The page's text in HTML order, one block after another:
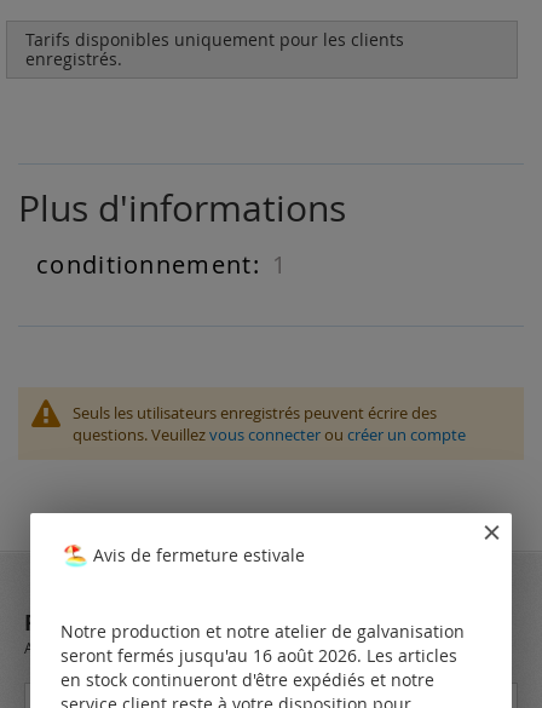
Tarifs disponibles uniquement pour les clients
enregistrés.
Plus d'informations
Plus
1
Seuls les utilisateurs enregistrés peuvent écrire des
questions. Veuillezvous connecterou créer un compte
REJOIGNEZ NOTRE NEWSLETTER
Always stay up to date and find out what's new from the very first hand.
Inscription
Avis de fermeture estivale
Notre production et notre atelier de galvanisation
seront fermés jusqu'au 16 août 2026. Les articles
en stock continueront d'être expédiés et notre
service client reste à votre disposition pour